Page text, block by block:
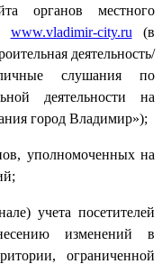
органов местного
www.vladimir-city.ru (в
деятельность/
слушания по
деятельности на
город Владимир»);
уполномоченных на
учета посетителей
изменений в
ограниченной